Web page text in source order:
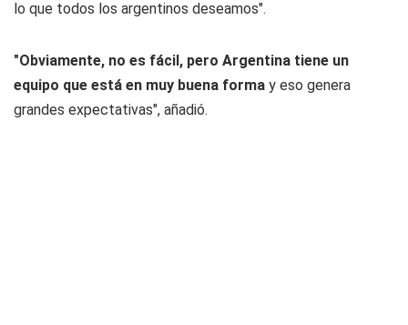
lo que todos los argentinos deseamos".
"Obviamente, no es fácil, pero Argentina tiene un
equipo que está en muy buena forma y eso genera
grandes expectativas", añadió.